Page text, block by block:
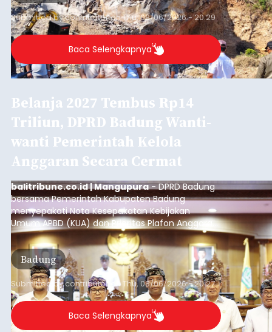
Submitted bycontributoronThu, 08/06/2026 - 20:29
Baca Selengkapnya
Belanja 2027 Tembus Rp14
Triliun, DPRD Badung Wanti-
wanti Pemerintah Kelola
Anggaran Secara Cermat
balitribune.co.id | Mangupura- DPRD Badung
bersama Pemerintah Kabupaten Badung
menyepakati Nota Kesepakatan Kebijakan
Umum APBD (KUA) dan Prioritas Plafon Anggaran
Sementara (PPAS) Tahun Anggaran 2027 dalam
rapat paripurna yang digelar di Gedung DPRD
Badung, Kamis (6/8/2026).
Badung
Submitted bycontributor onThu, 08/06/2026 - 20:27
Baca Selengkapnya